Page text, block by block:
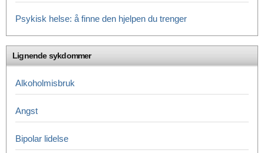
Psykisk helse: å finne den hjelpen du trenger
Lignende sykdommer
Alkoholmisbruk
Angst
Bipolar lidelse